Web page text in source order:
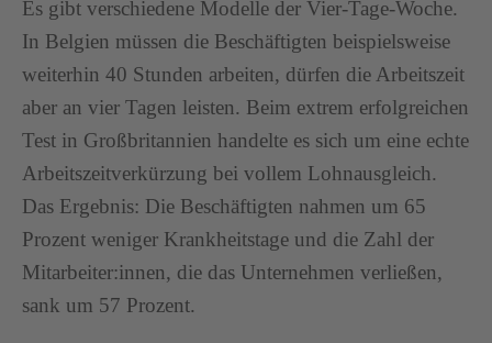
Es gibt verschiedene Modelle der Vier-Tage-Woche.
In Belgien müssen die Beschäftigten beispielsweise
weiterhin 40 Stunden arbeiten, dürfen die Arbeitszeit
aber an vier Tagen leisten. Beim extrem erfolgreichen
Test in Großbritannien handelte es sich um eine echte
Arbeitszeitverkürzung bei vollem Lohnausgleich.
Das Ergebnis: Die Beschäftigten nahmen um 65
Prozent weniger Krankheitstage und die Zahl der
Mitarbeiter:innen, die das Unternehmen verließen,
sank um 57 Prozent.